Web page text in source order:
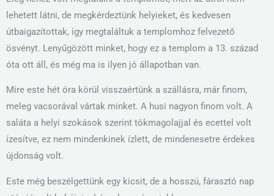
lehetett látni, de megkérdeztünk helyieket, és kedvesen
útbaigazítottak, így megtaláltuk a templomhoz felvezető
ösvényt. Lenyűgözött minket, hogy ez a templom a 13. század
óta ott áll, és még ma is ilyen jó állapotban van.
Mire este hét óra körül visszaértünk a szállásra, már finom,
meleg vacsorával vártak minket. A husi nagyon finom volt. A
saláta a helyi szokások szerint tökmagolajjal és ecettel volt
ízesítve, ez nem mindenkinek ízlett, de mindenesetre érdekes
újdonság volt.
Este még beszélgettünk egy kicsit, de a hosszú, fárasztó nap